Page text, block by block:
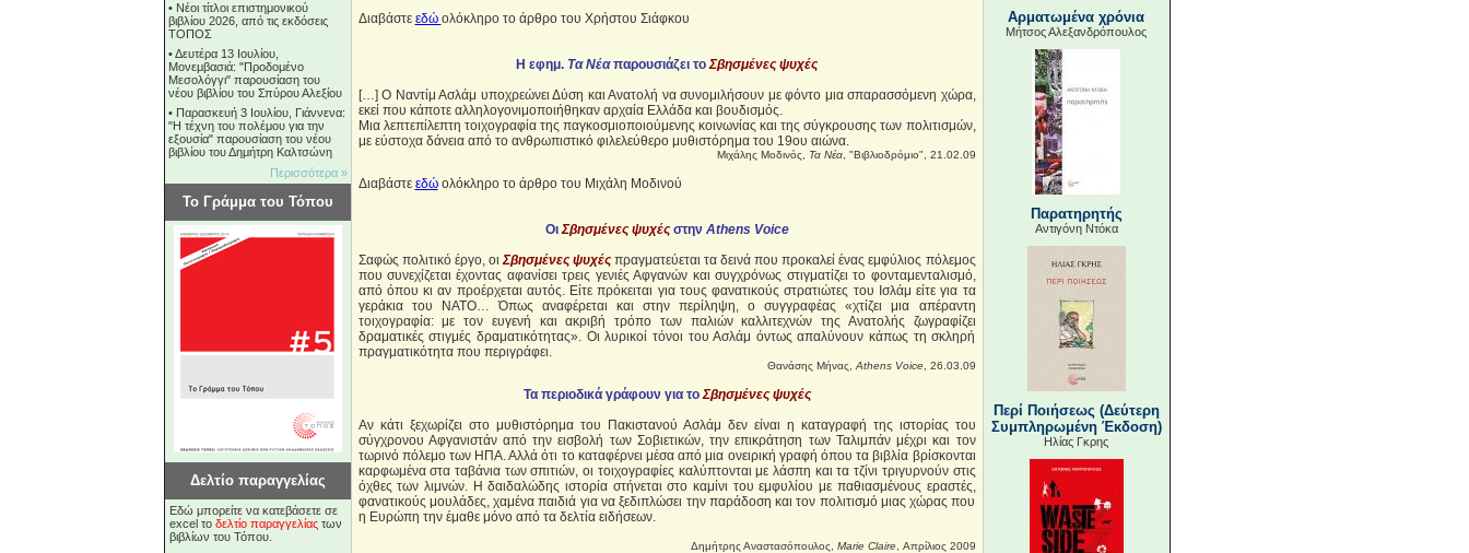
• Νέοι τίτλοι επιστημονικού
βιβλίου 2026, από τις εκδόσεις
ΤΟΠΟΣ
•Δευτέρα 13 Ιουλίου,
Μονεμβασιά: "Προδομένο
Μεσολόγγι" παρουσίαση του
νέου βιβλίου του Σπύρου Αλεξίου
• Παρασκευή 3 Ιουλίου, Γιάννενα:
"Η τέχνη του πολέμου για την
εξουσία" παρουσίαση του νέου
βιβλίου του Δημήτρη Καλτσώνη
Περισσότερα »
Το Γράμμα του Τόπου
Δελτίο παραγγελίας
Εδώ μπορείτε να κατεβάσετε σε
excel το δελτίο παραγγελίαςτων
βιβλίων του Τόπου.
Διαβάστε εδώ ολόκληρο το άρθρο του Χρήστου Σιάφκου
H εφημ. Τα Νέαπαρουσιάζει τοΣβησμένες ψυχές
[…] Ο Ναντίμ Ασλάμ υποχρεώνει Δύση και Ανατολή να συνομιλήσουν με φόντο μια σπαρασσόμενη χώρα,
εκεί που κάποτε αλληλογονιμοποιήθηκαν αρχαία Ελλάδα και βουδισμός.
Μια λεπτεπίλεπτη τοιχογραφία της παγκοσμιοποιούμενης κοινωνίας και της σύγκρουσης των πολιτισμών,
με εύστοχα δάνεια από το ανθρωπιστικό φιλελεύθερο μυθιστόρημα του 19ου αιώνα.
Μιχάλης Μοδινός, Τα Νέα, "Βιβλιοδρόμιο", 21.02.09
Διαβάστε εδώολόκληρο το άρθρο του Μιχάλη Μοδινού
ΟιΣβησμένες ψυχέςστην Athens Voice
Σαφώς πολιτικό έργο, οιΣβησμένες ψυχέςπραγματεύεται τα δεινά που προκαλεί ένας εμφύλιος πόλεμος
που συνεχίζεται έχοντας αφανίσει τρεις γενιές Αφγανών και συγχρόνως στιγματίζει το φονταμενταλισμό,
από όπου κι αν προέρχεται αυτός. Είτε πρόκειται για τους φανατικούς στρατιώτες του Ισλάμ είτε για τα
γεράκια του ΝΑΤΟ… Όπως αναφέρεται και στην περίληψη, ο συγγραφέας «χτίζει μια απέραντη
τοιχογραφία: με τον ευγενή και ακριβή τρόπο των παλιών καλλιτεχνών της Ανατολής ζωγραφίζει
δραματικές στιγμές δραματικότητας». Οι λυρικοί τόνοι του Ασλάμ όντως απαλύνουν κάπως τη σκληρή
πραγματικότητα που περιγράφει.
Θανάσης Μήνας, Athens Voice, 26.03.09
Τα περιοδικά γράφουν για τοΣβησμένες ψυχές
Αν κάτι ξεχωρίζει στο μυθιστόρημα του Πακιστανού Ασλάμ δεν είναι η καταγραφή της ιστορίας του
σύγχρονου Αφγανιστάν από την εισβολή των Σοβιετικών, την επικράτηση των Ταλιμπάν μέχρι και τον
τωρινό πόλεμο των ΗΠΑ. Αλλά ότι το καταφέρνει μέσα από μια ονειρική γραφή όπου τα βιβλία βρίσκονται
καρφωμένα στα ταβάνια των σπιτιών, οι τοιχογραφίες καλύπτονται με λάσπη και τα τζίνι τριγυρνούν στις
όχθες των λιμνών. Η δαιδαλώδης ιστορία στήνεται στο καμίνι του εμφυλίου με παθιασμένους εραστές,
φανατικούς μουλάδες, χαμένα παιδιά για να ξεδιπλώσει την παράδοση και τον πολιτισμό μιας χώρας που
η Ευρώπη την έμαθε μόνο από τα δελτία ειδήσεων.
Δημήτρης Αναστασόπουλος, Marie Claire, Απρίλιος 2009
Αρματωμένα χρόνια
Μήτσος Αλεξανδρόπουλος
Παρατηρητής
Αντιγόνη Ντόκα
Περί Ποιήσεως (Δεύτερη
Συμπληρωμένη Έκδοση)
Ηλίας Γκρης